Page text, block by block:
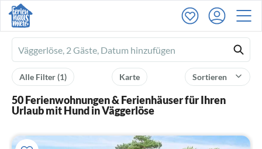
Ferienhausmiete
logo
Sortieren
Karte
Alle Filter(1)
50 Ferienwohnungen & Ferienhäuser für Ihren
Urlaub mit Hund in Väggerlöse